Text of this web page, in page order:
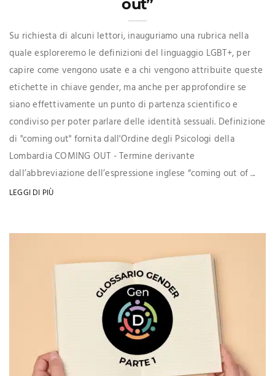
out”
Su richiesta di alcuni lettori, inauguriamo una rubrica nella
quale esploreremo le definizioni del linguaggio LGBT+, per
capire come vengono usate e a chi vengono attribuite queste
etichette in chiave gender, ma anche per approfondire se
siano effettivamente un punto di partenza scientifico e
condiviso per poter parlare delle identità sessuali. Definizione
di "coming out" fornita dall'Ordine degli Psicologi della
Lombardia COMING OUT - Termine derivante
dall’abbreviazione dell’espressione inglese “coming out of ...
LEGGI DI PIÙ